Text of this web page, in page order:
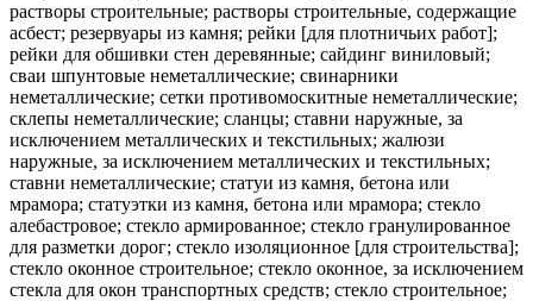
растворы строительные; растворы строительные, содержащие
асбест; резервуары из камня; рейки [для плотничьих работ];
рейки для обшивки стен деревянные; сайдинг виниловый;
сваи шпунтовые неметаллические; свинарники
неметаллические; сетки противомоскитные неметаллические;
склепы неметаллические; сланцы; ставни наружные, за
исключением металлических и текстильных; жалюзи
наружные, за исключением металлических и текстильных;
ставни неметаллические; статуи из камня, бетона или
мрамора; статуэтки из камня, бетона или мрамора; стекло
алебастровое; стекло армированное; стекло гранулированное
для разметки дорог; стекло изоляционное [для строительства];
стекло оконное строительное; стекло оконное, за исключением
стекла для окон транспортных средств; стекло строительное;